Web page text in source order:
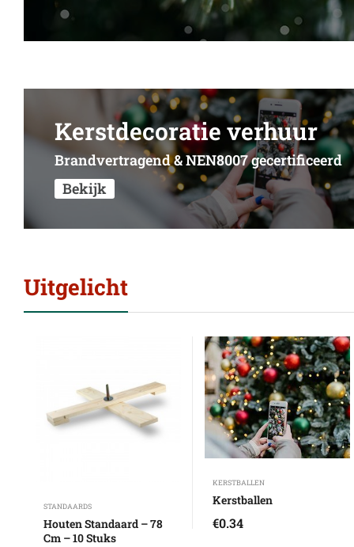
Kerstdecoratie verhuur
Brandvertragend & NEN8007 gecertificeerd
Bekijk
Uitgelicht
STANDAARDS
Houten Standaard – 78
Cm – 10 Stuks
KERSTBALLEN
Kerstballen
€0.34